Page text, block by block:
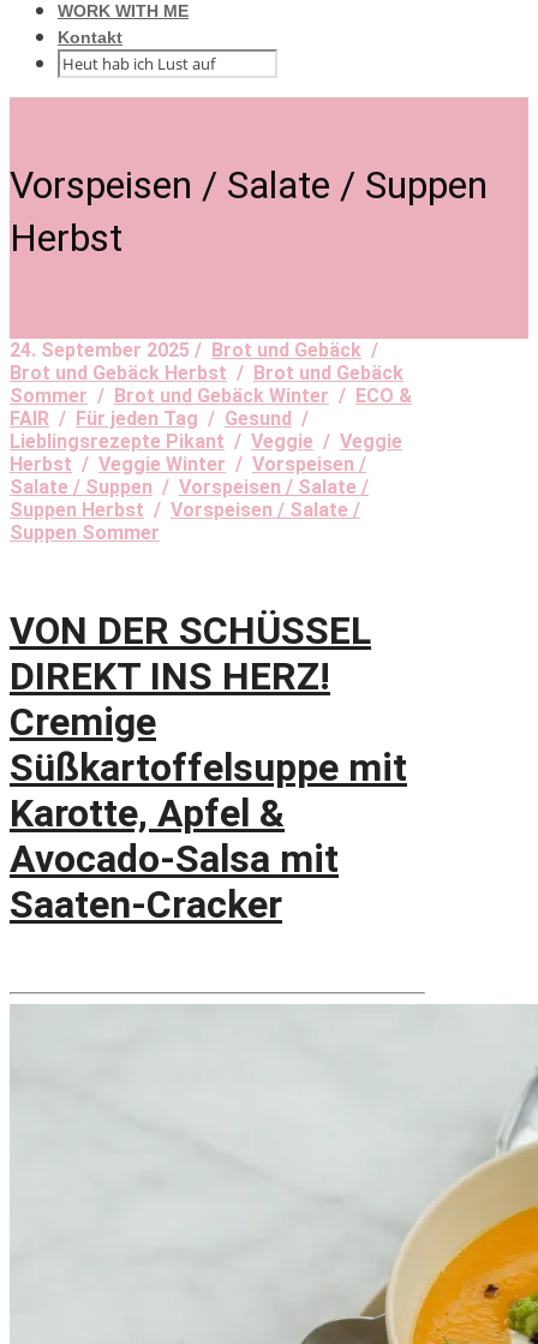
WORK WITH ME
Kontakt
Vorspeisen / Salate / Suppen
Herbst
24. September 2025 / Brot und Gebäck /
Brot und Gebäck Herbst / Brot und Gebäck
Sommer / Brot und Gebäck Winter / ECO &
FAIR / Für jeden Tag / Gesund /
Lieblingsrezepte Pikant / Veggie / Veggie
Herbst / Veggie Winter / Vorspeisen /
Salate / Suppen / Vorspeisen / Salate /
Suppen Herbst / Vorspeisen / Salate /
Suppen Sommer
VON DER SCHÜSSEL
DIREKT INS HERZ!
Cremige
Süßkartoffelsuppe mit
Karotte, Apfel &
Avocado-Salsa mit
Saaten-Cracker